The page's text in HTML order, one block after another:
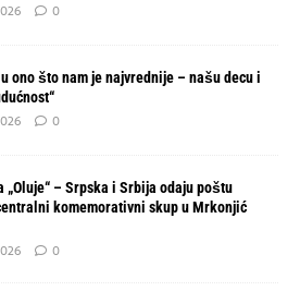
0
u ono što nam je najvrednije – našu decu i
0
„Oluje“ – Srpska i Srbija odaju poštu
komemorativni skup u Mrkonjić
0